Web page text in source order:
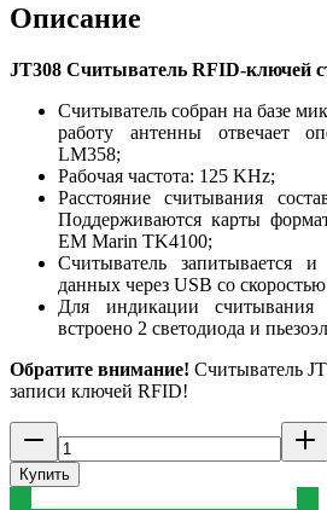
Описание
JT308 Считыватель RFID-ключей
Считыватель собран на базе
работу антенны отвечает
LM358;
Рабочая частота: 125 KHz;
Расстояние считывания
Поддерживаются карты
EM Marin TK4100;
Считыватель запитывается и
данных через USB со
Для индикации считывания
встроено 2 светодиода и
Обратите внимание! Считыватель
записи ключей RFID!
Купить